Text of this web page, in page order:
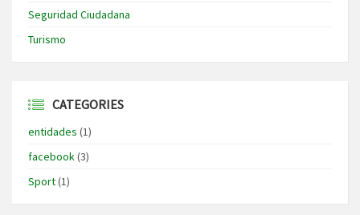
Seguridad Ciudadana
Turismo
CATEGORIES
entidades (1)
facebook(3)
Sport(1)